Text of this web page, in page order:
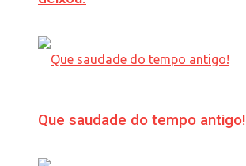
Que saudade do tempo antigo!